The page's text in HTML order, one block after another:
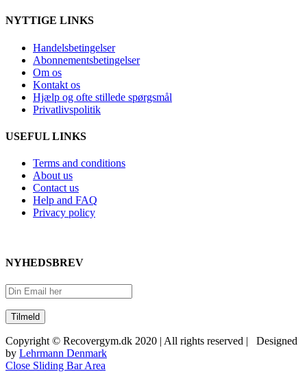
NYTTIGE LINKS
Handelsbetingelser
Abonnementsbetingelser
Om os
Kontakt os
Hjælp og ofte stillede spørgsmål
Privatlivspolitik
USEFUL LINKS
Terms and conditions
About us
Contact us
Help and FAQ
Privacy policy
NYHEDSBREV
Copyright © Recovergym.dk 2020 | All rights reserved | Designed
by Lehrmann Denmark
Close Sliding Bar Area